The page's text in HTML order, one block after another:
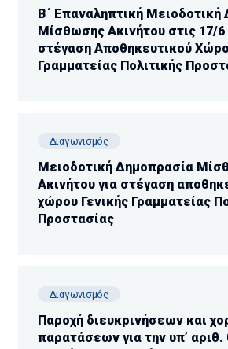
Β΄ Επαναληπτική Μειοδοτική
Μίσθωσης Ακινήτου στις 17/6
στέγαση Αποθηκευτικού
Γραμματείας Πολιτικής
Διαγωνισμός
Μειοδοτική Δημοπρασία
Ακινήτου για στέγαση
χώρου Γενικής Γραμματείας
Προστασίας
Διαγωνισμός
Παροχή διευκρινήσεων και
παρατάσεων για την υπ’ αριθ.